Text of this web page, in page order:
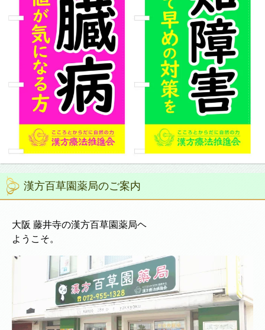
漢方百草園薬局のご案内
大阪 藤井寺の漢方百草園薬局ヘ
ようこそ。